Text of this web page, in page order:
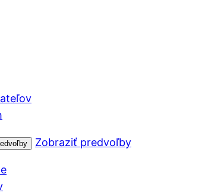
Zobraziť predvoľby